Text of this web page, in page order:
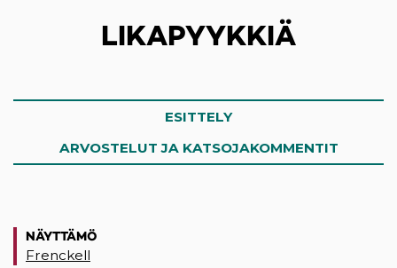
LIKAPYYKKIÄ
ESITTELY
ARVOSTELUT JA KATSOJAKOMMENTIT
NÄYTTÄMÖ
Frenckell